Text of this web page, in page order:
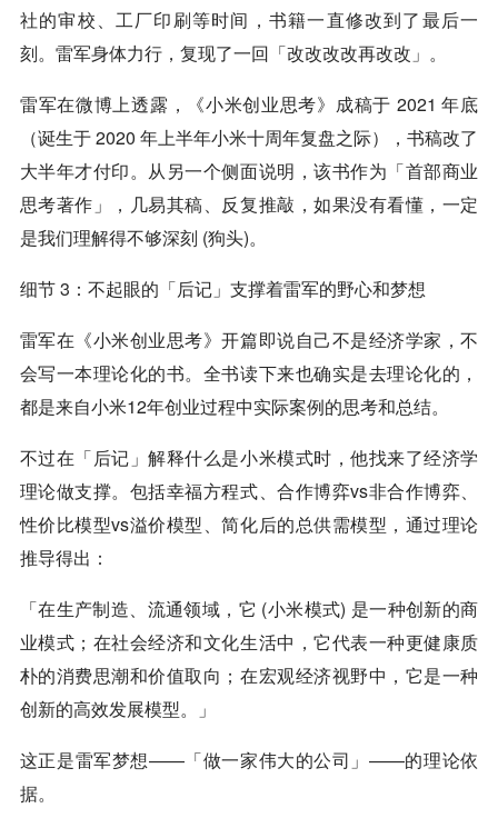
社的审校、工厂印刷等时间，书籍一直修改到了最后一
刻。雷军身体力行，复现了一回「改改改改再改改」。
雷军在微博上透露，《小米创业思考》成稿于 2021 年底
（诞生于 2020 年上半年小米十周年复盘之际），书稿改了
大半年才付印。从另一个侧面说明，该书作为「首部商业
思考著作」，几易其稿、反复推敲，如果没有看懂，一定
是我们理解得不够深刻 (狗头)。
细节 3：不起眼的「后记」支撑着雷军的野心和梦想
雷军在《小米创业思考》开篇即说自己不是经济学家，不
会写一本理论化的书。全书读下来也确实是去理论化的，
都是来自小米12年创业过程中实际案例的思考和总结。
不过在「后记」解释什么是小米模式时，他找来了经济学
理论做支撑。包括幸福方程式、合作博弈vs非合作博弈、
性价比模型vs溢价模型、简化后的总供需模型，通过理论
推导得出：
「在生产制造、流通领域，它 (小米模式) 是一种创新的商
业模式；在社会经济和文化生活中，它代表一种更健康质
朴的消费思潮和价值取向；在宏观经济视野中，它是一种
创新的高效发展模型。」
这正是雷军梦想——「做一家伟大的公司」——的理论依
据。